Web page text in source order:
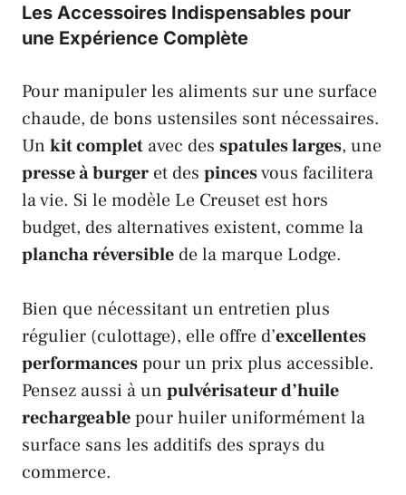
Les Accessoires Indispensables pour
une Expérience Complète
Pour manipuler les aliments sur une surface
chaude, de bons ustensiles sont nécessaires.
Un kit complet avec des spatules larges, une
presse à burger et des pincesvous facilitera
la vie. Si le modèle Le Creuset est hors
budget, des alternatives existent, comme la
plancha réversible de la marque Lodge.
Bien que nécessitant un entretien plus
régulier (culottage), elle offre d’excellentes
performancespour un prix plus accessible.
Pensez aussi à un pulvérisateur d’huile
rechargeablepour huiler uniformément la
surface sans les additifs des sprays du
commerce.